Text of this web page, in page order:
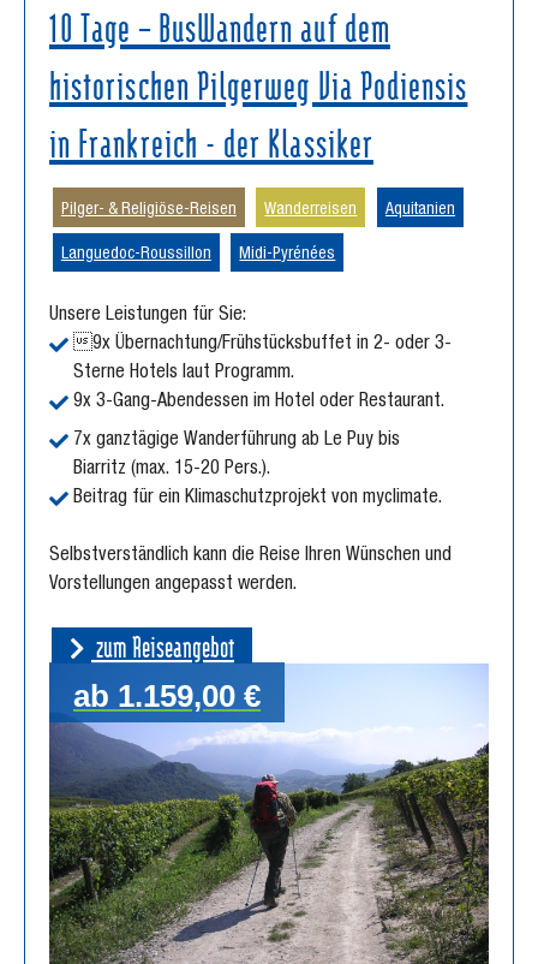
10 Tage – BusWandern auf dem
historischen Pilgerweg Via Podiensis
in Frankreich - der Klassiker
Pilger- & Religiöse-Reisen Wanderreisen Aquitanien
Languedoc-Roussillon Midi-Pyrénées
Unsere Leistungen für Sie:
9x Übernachtung/Frühstücksbuffet in 2- oder 3-
Sterne Hotels laut Programm.
9x 3-Gang-Abendessen im Hotel oder Restaurant.
7x ganztägige Wanderführung ab Le Puy bis
Biarritz (max. 15-20 Pers.).
Beitrag für ein Klimaschutzprojekt von myclimate.
Selbstverständlich kann die Reise Ihren Wünschen und
Vorstellungen angepasst werden.
zum Reiseangebot
ab 1.159,00 €